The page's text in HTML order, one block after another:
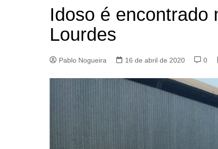
Idoso é encontrado
Lourdes
Pablo Nogueira 16 de abril de 2020 0